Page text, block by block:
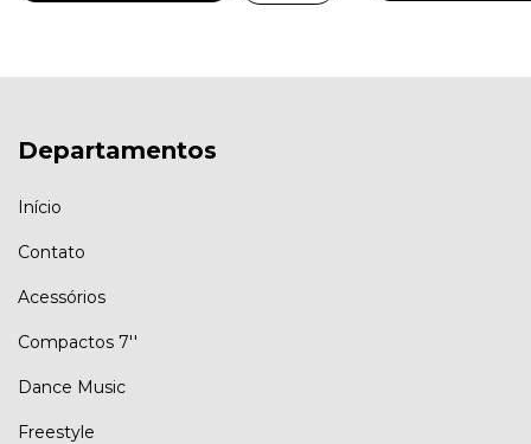
Departamentos
Início
Contato
Acessórios
Compactos 7''
Dance Music
Freestyle